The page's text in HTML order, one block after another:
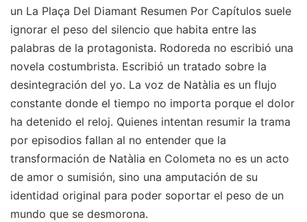
un La Plaça Del Diamant Resumen Por Capítulos suele
ignorar el peso del silencio que habita entre las
palabras de la protagonista. Rodoreda no escribió una
novela costumbrista. Escribió un tratado sobre la
desintegración del yo. La voz de Natàlia es un flujo
constante donde el tiempo no importa porque el dolor
ha detenido el reloj. Quienes intentan resumir la trama
por episodios fallan al no entender que la
transformación de Natàlia en Colometa no es un acto
de amor o sumisión, sino una amputación de su
identidad original para poder soportar el peso de un
mundo que se desmorona.